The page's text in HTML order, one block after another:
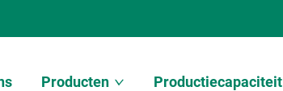
Producten Productiecapaciteit